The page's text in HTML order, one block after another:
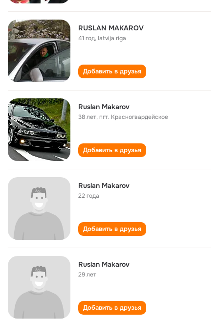
RUSLAN MAKAROV
41 год,latvija riga
Добавить в друзья
Ruslan Makarov
38 лет,пгт. Красногвардейское
Добавить в друзья
Ruslan Makarov
22 года
Добавить в друзья
Ruslan Makarov
29 лет
Добавить в друзья